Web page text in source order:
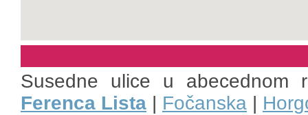
Susedne ulice u abecednom
Ferenca Lista | Fočanska |